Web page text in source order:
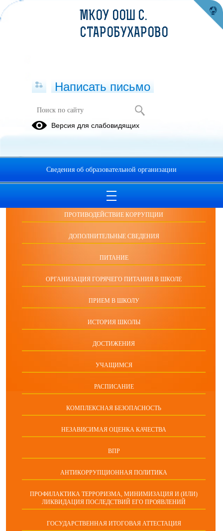
История школы
ОБРАЩЕНИЯ ГРАЖДАН
ПРОТИВОДЕЙСТВИЕ КОРРУПЦИИ
ДОПОЛНИТЕЛЬНЫЕ СВЕДЕНИЯ
ПИТАНИЕ
ОРГАНИЗАЦИЯ ГОРЯЧЕГО ПИТАНИЯ В ШКОЛЕ
ПРИЕМ В ШКОЛУ
ИСТОРИЯ ШКОЛЫ
ДОСТИЖЕНИЯ
УЧАЩИМСЯ
РАСПИСАНИЕ
КОМПЛЕКСНАЯ БЕЗОПАСНОСТЬ
НЕЗАВИСИМАЯ ОЦЕНКА КАЧЕСТВА
ВПР
АНТИКОРРУПЦИОННАЯ ПОЛИТИКА
ПРОФИЛАКТИКА ТЕРРОРИЗМА, МИНИМИЗАЦИЯ И (ИЛИ)
ЛИКВИДАЦИЯ ПОСЛЕДСТВИЙ ЕГО ПРОЯВЛЕНИЙ
ГОСУДАРСТВЕННАЯ ИТОГОВАЯ АТТЕСТАЦИЯ
МКОУ ООШ С.
СТАРОБУХАРОВО
Написать письмо
Версия для слабовидящих
Сведения об образовательной организации